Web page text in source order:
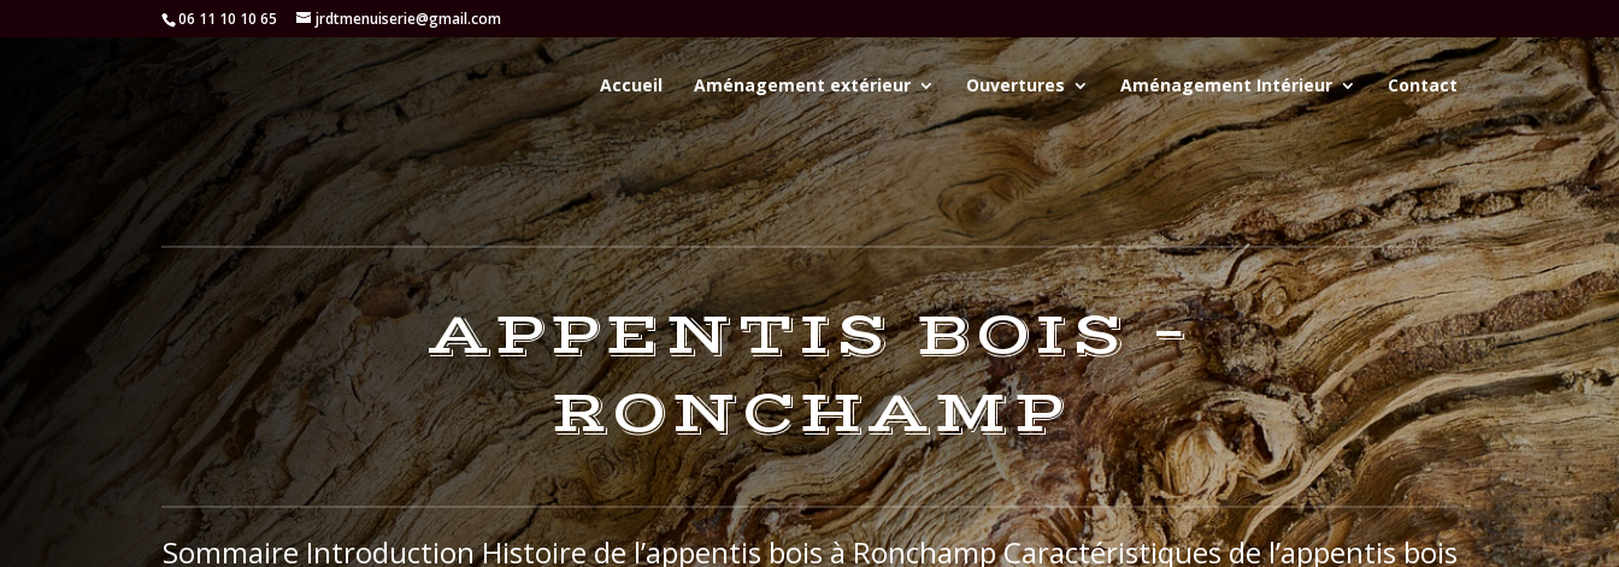
06 11 10 10 65 jrdtmenuiserie@gmail.com
Accueil Aménagement extérieur Ouvertures Aménagement Intérieur Contact
APPENTIS BOIS –
RONCHAMP
Sommaire Introduction Histoire de l’appentis bois à Ronchamp Caractéristiques de l’appentis bois